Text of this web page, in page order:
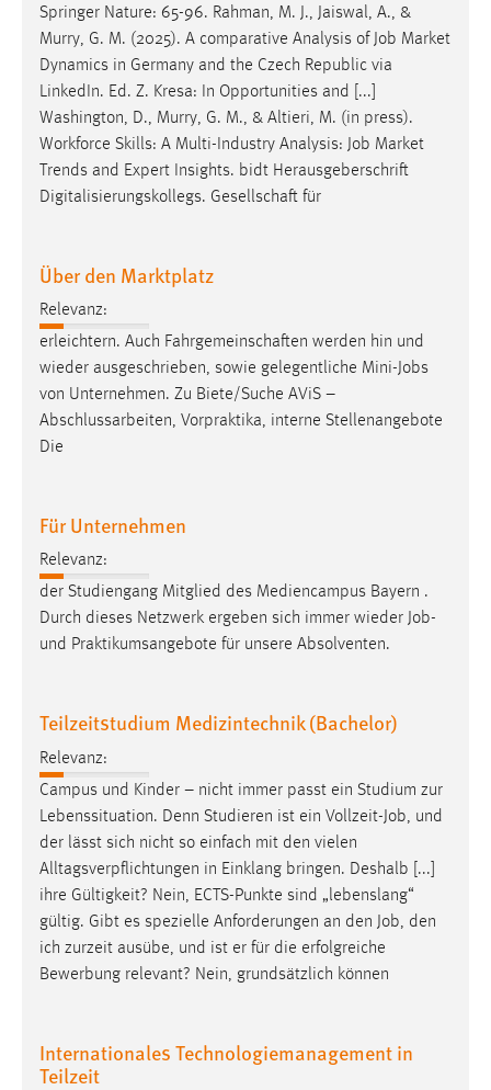
Springer Nature: 65-96. Rahman, M. J., Jaiswal, A., &
Murry, G. M. (2025). A comparative Analysis of Job Market
Dynamics in Germany and the Czech Republic via
LinkedIn. Ed. Z. Kresa: In Opportunities and [...]
Washington, D., Murry, G. M., & Altieri, M. (in press).
Workforce Skills: A Multi-Industry Analysis: Job Market
Trends and Expert Insights. bidt Herausgeberschrift
Digitalisierungskollegs. Gesellschaft für
Über den Marktplatz
Relevanz:
erleichtern. Auch Fahrgemeinschaften werden hin und
wieder ausgeschrieben, sowie gelegentliche Mini-Jobs
von Unternehmen. Zu Biete/Suche AViS –
Abschlussarbeiten, Vorpraktika, interne Stellenangebote
Die
Für Unternehmen
Relevanz:
der Studiengang Mitglied des Mediencampus Bayern .
Durch dieses Netzwerk ergeben sich immer wieder Job-
und Praktikumsangebote für unsere Absolventen.
Teilzeitstudium Medizintechnik (Bachelor)
Relevanz:
Campus und Kinder – nicht immer passt ein Studium zur
Lebenssituation. Denn Studieren ist ein Vollzeit-Job, und
der lässt sich nicht so einfach mit den vielen
Alltagsverpflichtungen in Einklang bringen. Deshalb [...]
ihre Gültigkeit? Nein, ECTS-Punkte sind „lebenslang“
gültig. Gibt es spezielle Anforderungen an den Job, den
ich zurzeit ausübe, und ist er für die erfolgreiche
Bewerbung relevant? Nein, grundsätzlich können
Internationales Technologiemanagement in
Teilzeit